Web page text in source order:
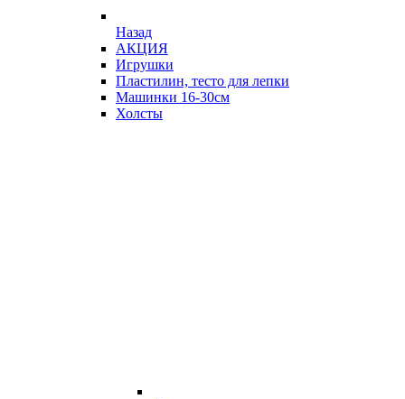
Назад
АКЦИЯ
Игрушки
Пластилин, тесто для лепки
Машинки 16-30см
Холсты